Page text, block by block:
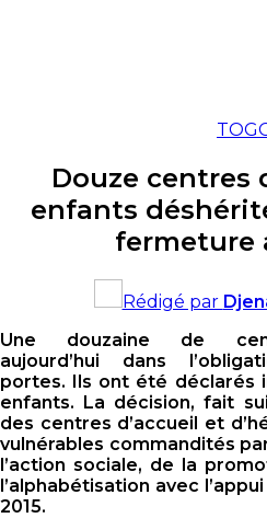
Douze centres
enfants
fermeture
Rédigé par
Une douzaine de
aujourd’hui dans
portes. Ils ont été déclarés
enfants. La décision, fait
des centres d’accueil et
vulnérables commandités
l’action sociale, de la
l’alphabétisation avec
2015.